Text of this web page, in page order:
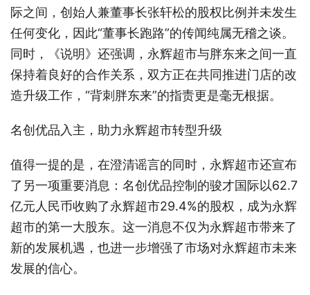
际之间，创始人兼董事长张轩松的股权比例并未发生
任何变化，因此“董事长跑路”的传闻纯属无稽之谈。
同时，《说明》还强调，永辉超市与胖东来之间一直
保持着良好的合作关系，双方正在共同推进门店的改
造升级工作，“背刺胖东来”的指责更是毫无根据。
名创优品入主，助力永辉超市转型升级
值得一提的是，在澄清谣言的同时，永辉超市还宣布
了另一项重要消息：名创优品控制的骏才国际以62.7
亿元人民币收购了永辉超市29.4%的股权，成为永辉
超市的第一大股东。这一消息不仅为永辉超市带来了
新的发展机遇，也进一步增强了市场对永辉超市未来
发展的信心。